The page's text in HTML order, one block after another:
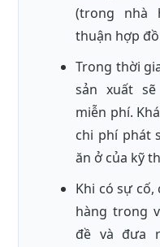
(trong nhà
thuận hợp
Trong thời
sản xuất
miễn phí.
chi phí phát
ăn ở của kỹ
Khi có sự cố,
hàng trong
đề và đưa